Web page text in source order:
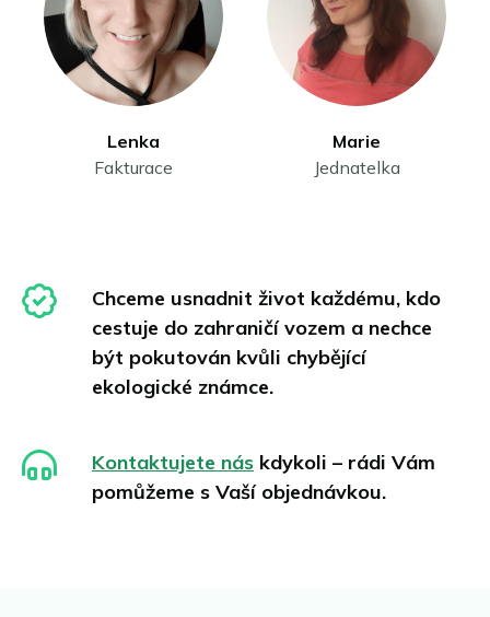
Münster
Neu-Ulm
Offenbach nad Mohanem
Osnabrück
Schwäbisch Gmünd
Všechny německé ekologické zóny
Lenka
Fakturace
Marie
Jednatelka
Chceme usnadnit život každému, kdo
cestuje do zahraničí vozem a nechce
být pokutován kvůli chybějící
ekologické známce.
Kontaktujete nás kdykoli – rádi Vám
pomůžeme s Vaší objednávkou.